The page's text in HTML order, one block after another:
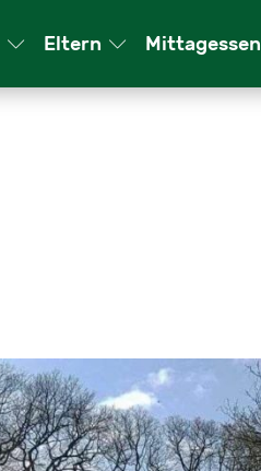
El­tern Mit­tag­essen